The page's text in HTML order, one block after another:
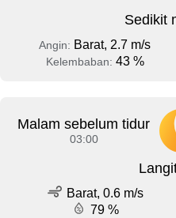
Sedikit
Angin: Barat, 2.7 m/s
Kelembaban: 43 %
Malam sebelum tidur
03:00
Barat, 0.6 m/s
79 %